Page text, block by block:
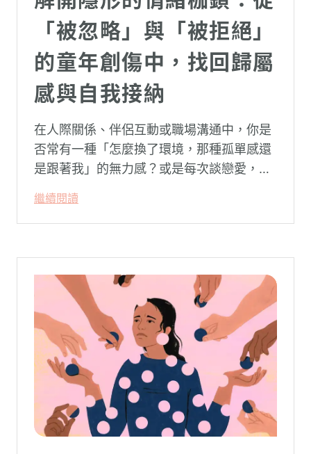
「被忽略」與「被拒絕」
的童年創傷中，找回歸屬
感與自我接納
在人際關係、伴侶互動或職場溝通中，你是
否常有一種「怎麼換了環境，那種孤單感還
是跟著我」的無力感？或是每次談戀愛，總
卻演變成兩敗俱傷？
繼續閱讀